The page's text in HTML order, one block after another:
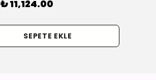
₺ 11,124.00
SEPETE EKLE